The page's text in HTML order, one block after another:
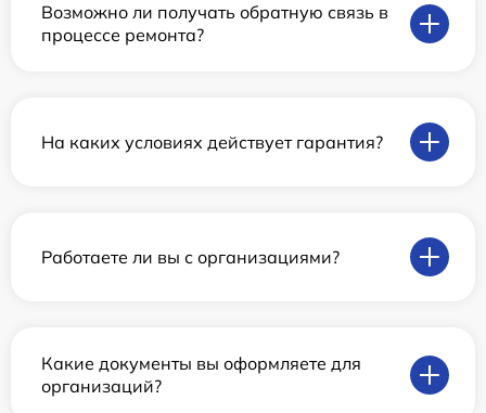
Возможно ли получать обратную связь в
процессе ремонта?
На каких условиях действует гарантия?
Работаете ли вы с организациями?
Какие документы вы оформляете для
организаций?